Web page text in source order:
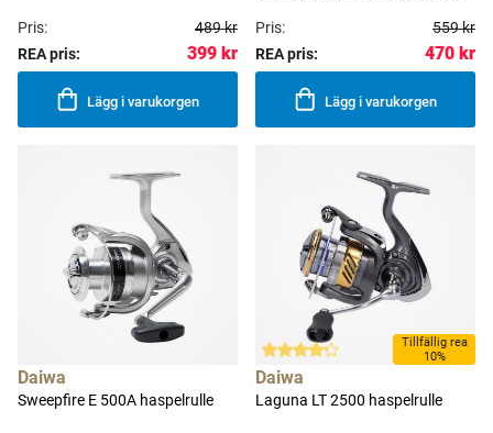
Pris:
489 kr
REA pris:
399 kr
Lägg i varukorgen
Pris:
559 kr
REA pris:
470 kr
Lägg i varukorgen
Daiwa
Sweepfire E 500A haspelrulle
Tillfällig rea
10%
Daiwa
Laguna LT 2500 haspelrulle